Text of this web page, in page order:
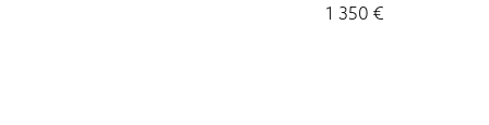
1 350 €